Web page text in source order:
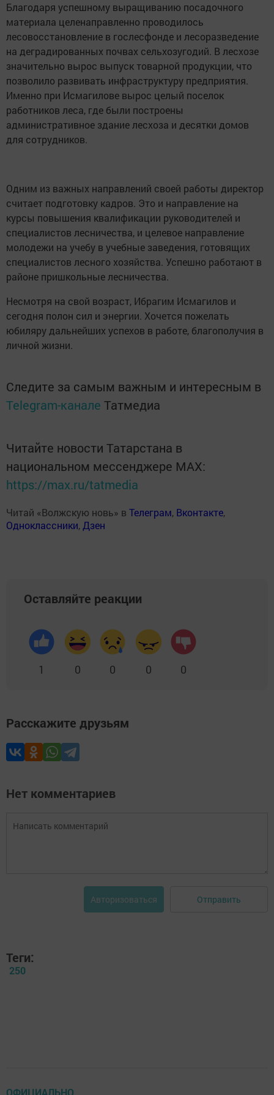
Благодаря успешному выращиванию посадочного
материала целенаправленно проводилось
лесовосстановление в гослесфонде и лесоразведение
на деградированных почвах сельхозугодий. В лесхозе
значительно вырос выпуск товарной продукции, что
позволило развивать инфраструктуру предприятия.
Именно при Исмагилове вырос целый поселок
работников леса, где были построены
административное здание лесхоза и десятки домов
для сотрудников.
Одним из важных направлений своей работы директор
считает подготовку кадров. Это и направление на
курсы повышения квалификации руководителей и
специалистов лесничества, и целевое направление
молодежи на учебу в учебные заведения, готовящих
специалистов лесного хозяйства. Успешно работают в
районе пришкольные лесничества.
Несмотря на свой возраст, Ибрагим Исмагилов и
сегодня полон сил и энергии. Хочется пожелать
юбиляру дальнейших успехов в работе, благополучия в
личной жизни.
Следите за самым важным и интересным в
Telegram-канале Татмедиа
Читайте новости Татарстана в
национальном мессенджере MАХ:
https://max.ru/tatmedia
Читай «Волжскую новь» в Телеграм, Вконтакте,
Одноклассники, Дзен
Оставляйте реакции
1 0 0 0 0
Расскажите друзьям
Нет комментариев
Авторизоваться Отправить
Теги:
250
ОФИЦИАЛЬНО